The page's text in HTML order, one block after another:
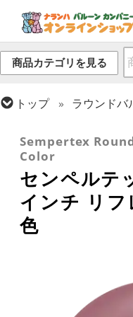
商品カテゴリを見る
トップ ラウンドバ
Sempertex
Color
センペルテ
インチ リ
色